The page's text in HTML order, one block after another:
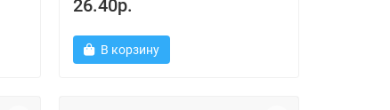
26.40р.
В корзину